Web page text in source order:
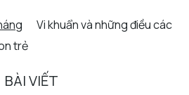
Vi khuẩn và những điều các
trẻ
BÀI VIẾT